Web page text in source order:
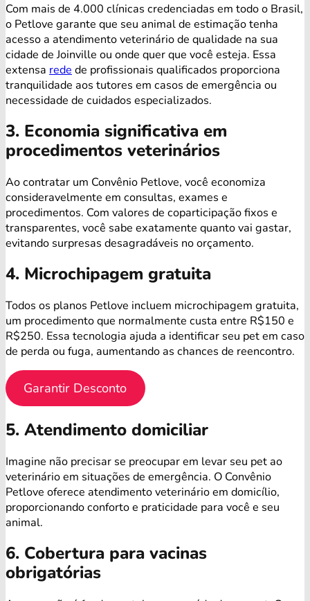
Com mais de 4.000 clínicas credenciadas em todo o Brasil,
o Petlove garante que seu animal de estimação tenha
acesso a atendimento veterinário de qualidade na sua
cidade de Joinville ou onde quer que você esteja. Essa
extensa rede de profissionais qualificados proporciona
tranquilidade aos tutores em casos de emergência ou
necessidade de cuidados especializados.
3. Economia significativa em
procedimentos veterinários
Ao contratar um Convênio Petlove, você economiza
consideravelmente em consultas, exames e
procedimentos. Com valores de coparticipação fixos e
transparentes, você sabe exatamente quanto vai gastar,
evitando surpresas desagradáveis no orçamento.
4. Microchipagem gratuita
Todos os planos Petlove incluem microchipagem gratuita,
um procedimento que normalmente custa entre R$150 e
R$250. Essa tecnologia ajuda a identificar seu pet em caso
de perda ou fuga, aumentando as chances de reencontro.
Garantir Desconto
5. Atendimento domiciliar
Imagine não precisar se preocupar em levar seu pet ao
veterinário em situações de emergência. O Convênio
Petlove oferece atendimento veterinário em domicílio,
proporcionando conforto e praticidade para você e seu
animal.
6. Cobertura para vacinas
obrigatórias